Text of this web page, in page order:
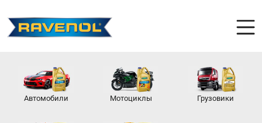
Автомобили Мотоциклы Грузовики